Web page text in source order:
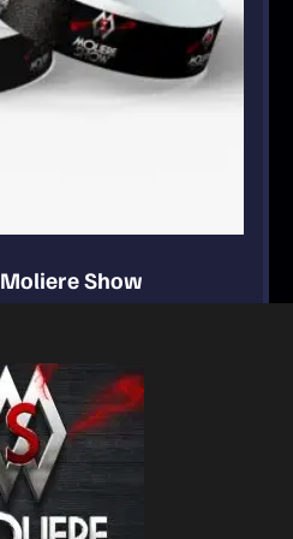
Show
€
al carrito